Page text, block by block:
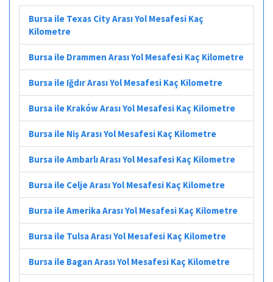
Bursa ile Texas City Arası Yol Mesafesi Kaç
Kilometre
Bursa ile Drammen Arası Yol Mesafesi Kaç Kilometre
Bursa ile Iğdır Arası Yol Mesafesi Kaç Kilometre
Bursa ile Kraków Arası Yol Mesafesi Kaç Kilometre
Bursa ile Niş Arası Yol Mesafesi Kaç Kilometre
Bursa ile Ambarlı Arası Yol Mesafesi Kaç Kilometre
Bursa ile Celje Arası Yol Mesafesi Kaç Kilometre
Bursa ile Amerika Arası Yol Mesafesi Kaç Kilometre
Bursa ile Tulsa Arası Yol Mesafesi Kaç Kilometre
Bursa ile Bagan Arası Yol Mesafesi Kaç Kilometre